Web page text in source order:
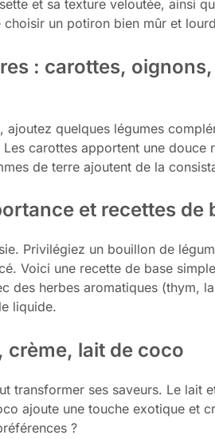
et sa texture veloutée, ainsi
un potiron bien mûr et
: carottes,
quelques légumes
carottes apportent une douce
de terre ajoutent de la
et recettes de
Privilégiez un bouillon de
Voici une recette de base
des herbes aromatiques (thym,
liquide.
crème, lait de coco
transformer ses saveurs. Le lait
ajoute une touche exotique et
?